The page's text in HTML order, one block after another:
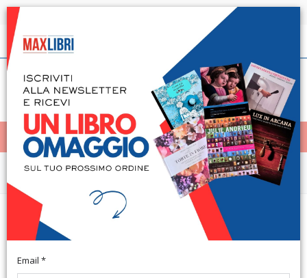
Spedizione in 24h per tutti i libri disponibili
Italiano
< Home
MENÙ
Le letture bibliche delle
domeniche. Anno C
Email *